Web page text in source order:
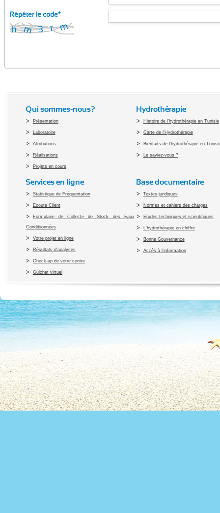
Répéter le code*
Qui sommes-nous?
Présentation
Laboratoire
Attributions
Réalisations
Projets en cours
Hydrothérapie
Histoire de l'hydrothérapie en Tunisie
Carte de l'Hydrothérapie
Bienfaits de l'hydrothérapie en
Le saviez-vous ?
Services en ligne
Statistique de Fréquentation
Ecoute Client
Formulaire de Collecte de Stock des Eaux
Conditiionnées
Votre projet en ligne
Résultats d'analyses
Check-up de votre centre
Guichet virtuel
Base documentaire
Textes juridiques
Normes et cahiers des charges
Etudes techniques et scientifiques
L'hydrothérapie en chiffre
Bonne Gouvernance
Accès à l’information